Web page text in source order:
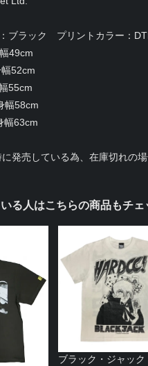
ブラック プリントカラー：
49cm
52cm
55cm
幅58cm
幅63cm
発売している為、在庫切れの
る人はこちらの商品もチ
ブラック・ジャック